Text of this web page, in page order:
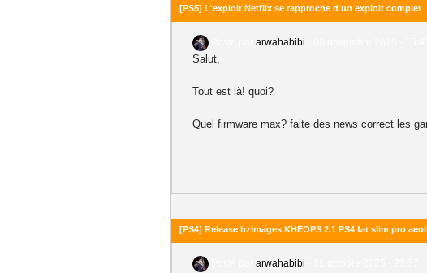
[PS5] L'exploit Netflix se rapproche d'un exploit complet
arwahabibi
Salut,
Tout est là! quoi?
Quel firmware max? faite des news correct les
[PS4] Release bzImages KHEOPS 2.1 PS4 fat slim pro
arwahabibi